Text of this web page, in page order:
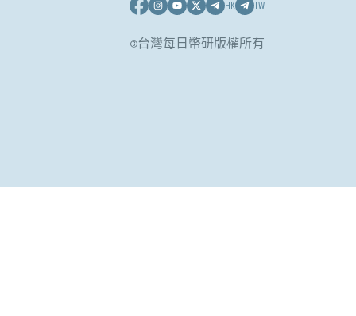
HK TW
©台灣每日幣研版權所有